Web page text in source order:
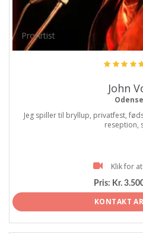
ProArtist
John
Jeg spiller til bryllup, privatfest,
reseption,
Klik for
Pris: Kr.
KONTAKT